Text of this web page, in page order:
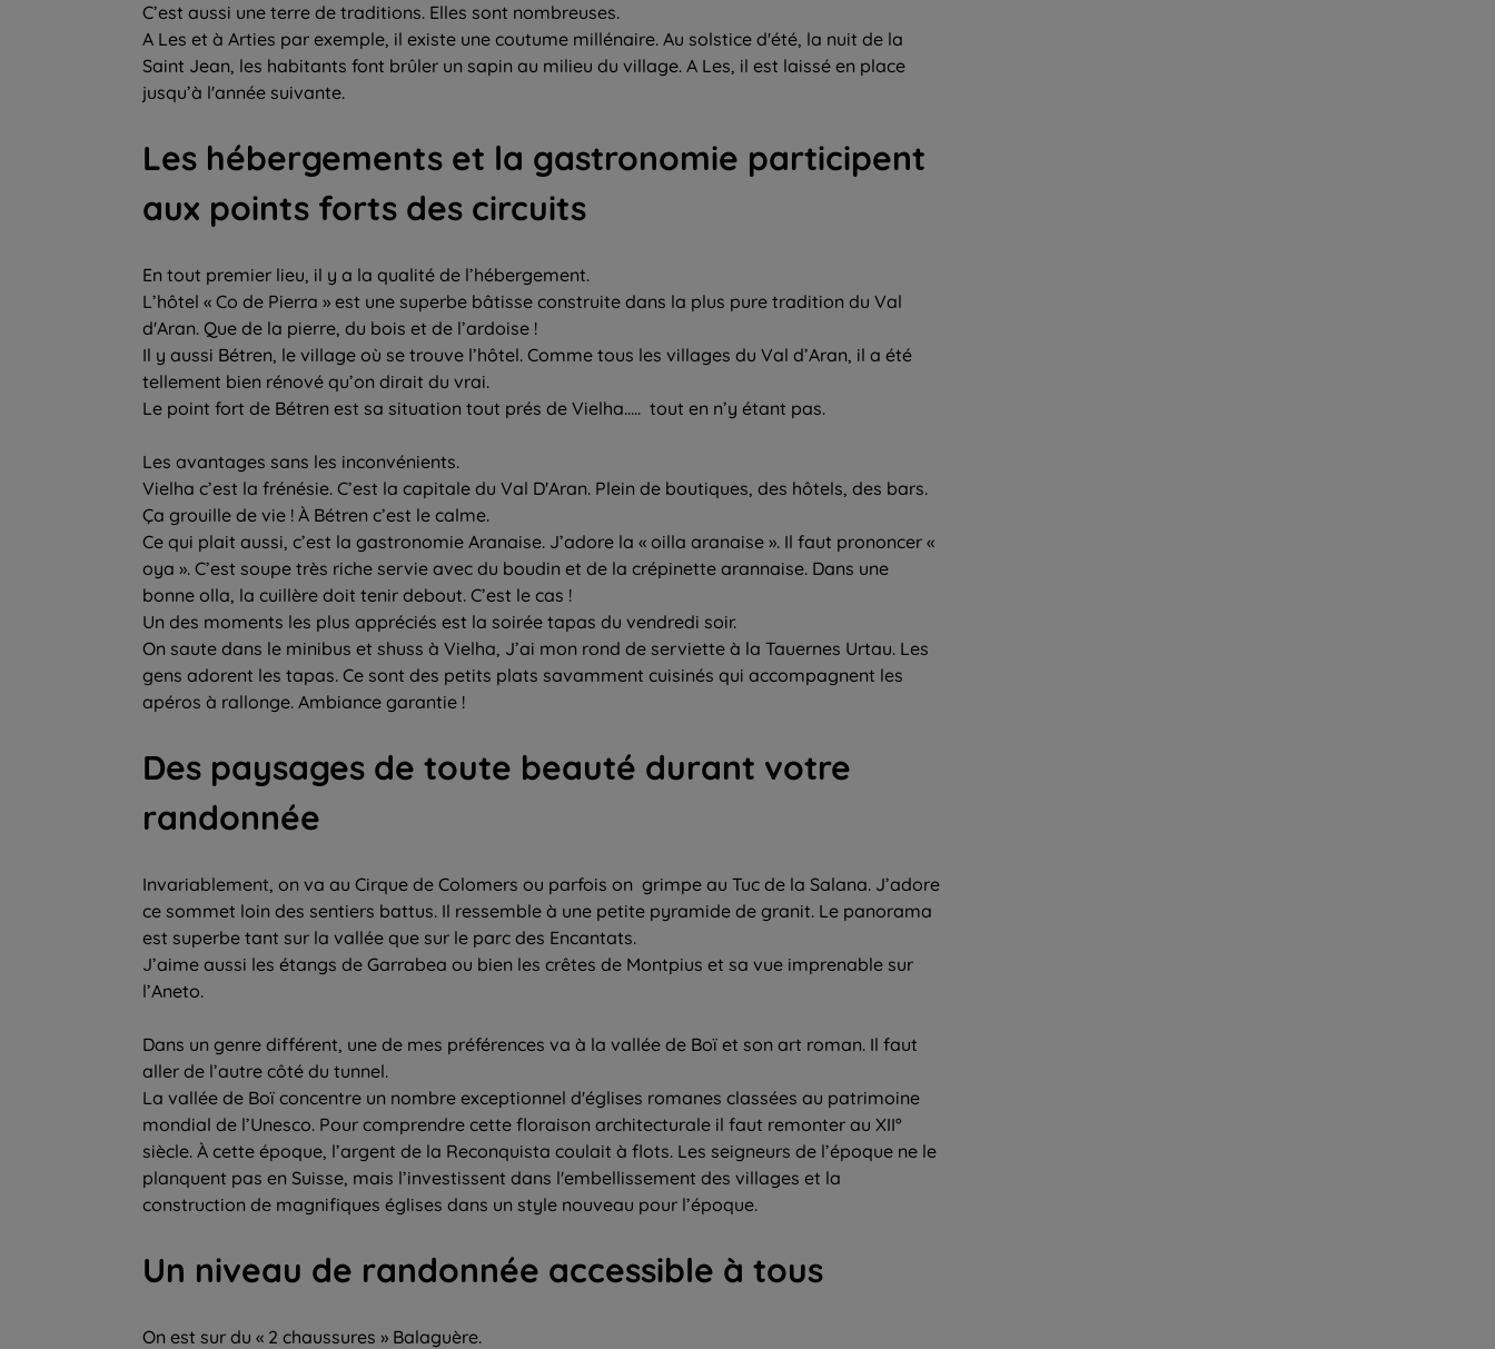
C’est aussi une terre de traditions. Elles sont nombreuses.
A Les et à Arties par exemple, il existe une coutume millénaire. Au solstice d'été, la nuit de la
Saint Jean, les habitants font brûler un sapin au milieu du village. A Les, il est laissé en place
jusqu’à l'année suivante.
Les hébergements et la gastronomie participent
aux points forts des circuits
En tout premier lieu, il y a la qualité de l’hébergement.
L’hôtel « Co de Pierra » est une superbe bâtisse construite dans la plus pure tradition du Val
d'Aran. Que de la pierre, du bois et de l’ardoise !
Il y aussi Bétren, le village où se trouve l’hôtel. Comme tous les villages du Val d’Aran, il a été
tellement bien rénové qu’on dirait du vrai.
Le point fort de Bétren est sa situation tout prés de Vielha….. tout en n’y étant pas.
Les avantages sans les inconvénients.
Vielha c’est la frénésie. C’est la capitale du Val D'Aran. Plein de boutiques, des hôtels, des bars.
Ça grouille de vie ! À Bétren c’est le calme.
Ce qui plait aussi, c’est la gastronomie Aranaise. J’adore la « oilla aranaise ». Il faut prononcer «
oya ». C’est soupe très riche servie avec du boudin et de la crépinette arannaise. Dans une
bonne olla, la cuillère doit tenir debout. C’est le cas !
Un des moments les plus appréciés est la soirée tapas du vendredi soir.
On saute dans le minibus et shuss à Vielha, J’ai mon rond de serviette à la Tauernes Urtau. Les
gens adorent les tapas. Ce sont des petits plats savamment cuisinés qui accompagnent les
apéros à rallonge. Ambiance garantie !
Des paysages de toute beauté durant votre
randonnée
Invariablement, on va au Cirque de Colomers ou parfois on grimpe au Tuc de la Salana. J’adore
ce sommet loin des sentiers battus. Il ressemble à une petite pyramide de granit. Le panorama
est superbe tant sur la vallée que sur le parc des Encantats.
J’aime aussi les étangs de Garrabea ou bien les crêtes de Montpius et sa vue imprenable sur
l’Aneto.
Dans un genre différent, une de mes préférences va à la vallée de Boï et son art roman. Il faut
aller de l’autre côté du tunnel.
La vallée de Boï concentre un nombre exceptionnel d'églises romanes classées au patrimoine
mondial de l’Unesco. Pour comprendre cette floraison architecturale il faut remonter au XII°
siècle. À cette époque, l’argent de la Reconquista coulait à flots. Les seigneurs de l’époque ne le
planquent pas en Suisse, mais l’investissent dans l'embellissement des villages et la
construction de magnifiques églises dans un style nouveau pour l’époque.
Un niveau de randonnée accessible à tous
On est sur du « 2 chaussures » Balaguère.